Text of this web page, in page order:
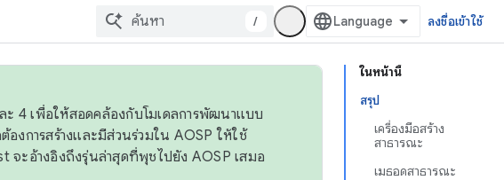
/ ลงชื่อเข้าใช้
ในหน้านี้
สรุป
เครื่องมือสร้าง
สาธารณะ
เมธอดสาธารณะ
ะ 4 เพื่อให้สอดคล้องกับโมเดลการพัฒนาแบบ
งการสร้างและมีส่วนร่วมใน AOSP ให้ใช้
จะอ้างอิงถึงรุ่นล่าสุดที่พุชไปยัง AOSP เสมอ